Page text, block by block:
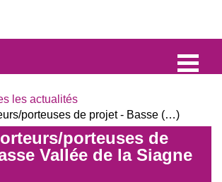
les actualités
porteuses de projet - Basse (…)
porteuses de
Vallée de la Siagne